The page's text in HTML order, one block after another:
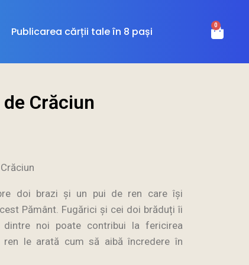
Publicarea cărții tale în 8 pași 0
Crăciun
doi brazi și un pui de ren care își
Pământ. Fugărici și cei doi brăduți îi
noi poate contribui la fericirea
le arată cum să aibă încredere în